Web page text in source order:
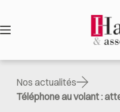
contenu
Nos actualités
Téléphone au volant :